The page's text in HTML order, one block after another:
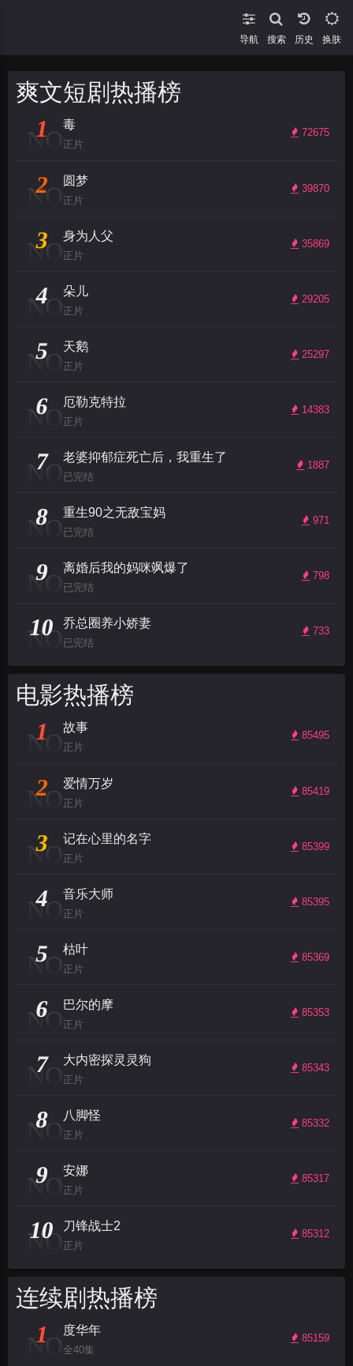
导航 搜索 换肤
爽文短剧热播榜
NO
1 72675
毒
正片
NO
2 39870
圆梦
正片
NO
3 35869
身为人父
正片
NO
4 29205
朵儿
正片
NO
5 25297
天鹅
正片
NO
6 14383
厄勒克特拉
正片
NO
7 1887
老婆抑郁症死亡后，我重生了
已完结
NO
8 971
重生90之无敌宝妈
已完结
NO
9 798
离婚后我的妈咪飒爆了
已完结
NO
10 733
乔总圈养小娇妻
已完结
电影热播榜
NO
1 85495
故事
正片
NO
2 85419
爱情万岁
正片
NO
3 85399
记在心里的名字
正片
NO
4 85395
音乐大师
正片
NO
5 85369
枯叶
正片
NO
6 85353
巴尔的摩
正片
NO
7 85343
大内密探灵灵狗
正片
NO
8 85332
八脚怪
正片
NO
9 85317
安娜
正片
NO
10 85312
刀锋战士2
正片
连续剧热播榜
NO
1 85159
度华年
全40集